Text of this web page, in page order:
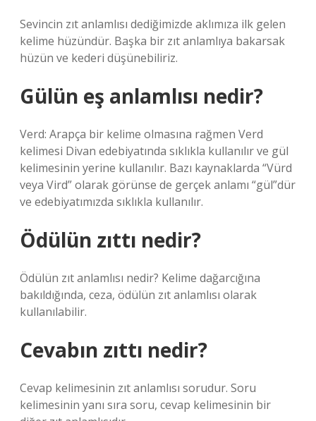
Sevincin zıt anlamlısı dediğimizde aklımıza ilk gelen
kelime hüzündür. Başka bir zıt anlamlıya bakarsak
hüzün ve kederi düşünebiliriz.
Gülün eş anlamlısı nedir?
Verd: Arapça bir kelime olmasına rağmen Verd
kelimesi Divan edebiyatında sıklıkla kullanılır ve gül
kelimesinin yerine kullanılır. Bazı kaynaklarda “Vürd
veya Vird” olarak görünse de gerçek anlamı “gül”dür
ve edebiyatımızda sıklıkla kullanılır.
Ödülün zıttı nedir?
Ödülün zıt anlamlısı nedir? Kelime dağarcığına
bakıldığında, ceza, ödülün zıt anlamlısı olarak
kullanılabilir.
Cevabın zıttı nedir?
Cevap kelimesinin zıt anlamlısı sorudur. Soru
kelimesinin yanı sıra soru, cevap kelimesinin bir